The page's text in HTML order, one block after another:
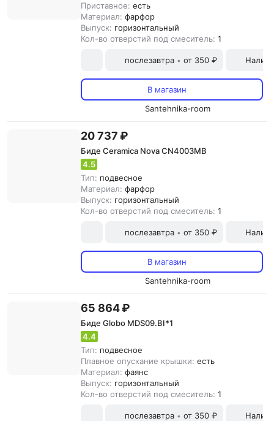
Приставное: есть
Материал: фарфор
Выпуск: горизонтальный
Кол-во отверстий под смеситель: 1
послезавтра • от 350 ₽
В магазин
Santehnika-room
20 737 ₽
Биде Ceramica Nova CN4003MB
4.5
Тип: подвесное
Материал: фарфор
Выпуск: горизонтальный
Кол-во отверстий под смеситель: 1
послезавтра • от 350 ₽
В магазин
Santehnika-room
65 864 ₽
Биде Globo MDS09.BI*1
4.4
Тип: подвесное
Плавное опускание крышки: есть
Материал: фаянс
Выпуск: горизонтальный
Кол-во отверстий под смеситель: 1
послезавтра • от 350 ₽